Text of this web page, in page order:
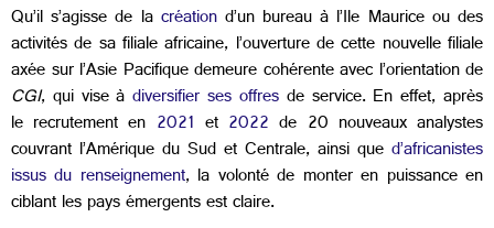
Qu’il s’agisse de la créationd’un bureau à l’Ile Maurice ou des
activités de sa filiale africaine, l’ouverture de cette nouvelle filiale
axée sur l’Asie Pacifique demeure cohérente avec l’orientation de
CGI, qui vise àdiversifier ses offresde service. En effet, après
le recrutement en 2021 et 2022 de 20 nouveaux analystes
couvrant l’Amérique du Sud et Centrale, ainsi que d’africanistes
issus du renseignement, la volonté de monter en puissance en
ciblant les pays émergents est claire.